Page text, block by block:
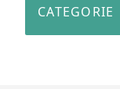
CATEGORIE